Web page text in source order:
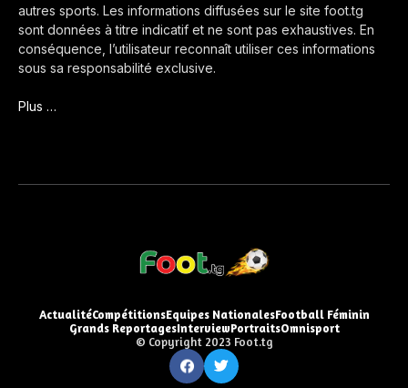
autres sports. Les informations diffusées sur le site foot.tg
sont données à titre indicatif et ne sont pas exhaustives. En
conséquence, l’utilisateur reconnaît utiliser ces informations
sous sa responsabilité exclusive.
Plus …
ActualitéCompétitionsEquipes NationalesFootball Féminin
Grands ReportagesInterviewPortraitsOmnisport
© Copyright 2023 Foot.tg